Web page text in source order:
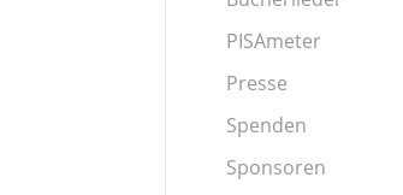
PISAmeter
Presse
Spenden
Sponsoren